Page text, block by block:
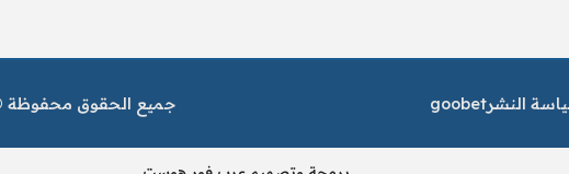
النشرgoobet جميع الحقوق محفوظة ©